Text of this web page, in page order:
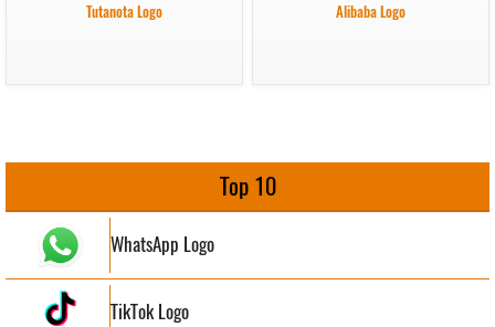
Tutanota Logo Alibaba Logo
Top 10
WhatsApp Logo
TikTok Logo